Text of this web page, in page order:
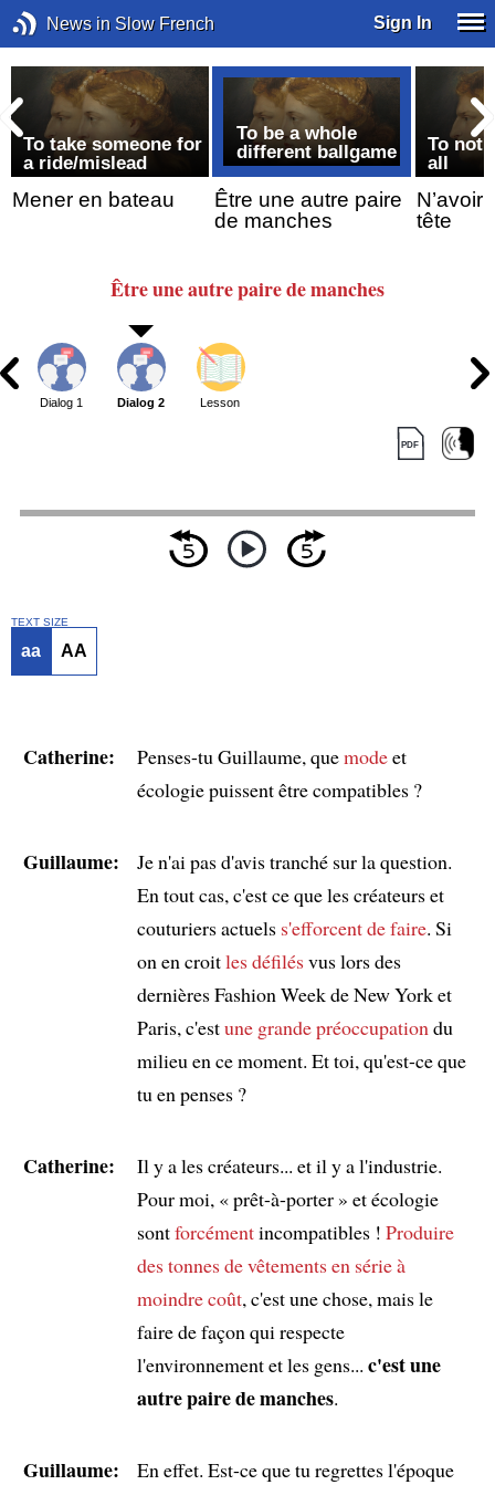
News in Slow French Sign In
To take someone for
a ride/mislead
Mener en bateau
To be a whole
different ballgame
Être une autre paire
de manches
To not
all
N’avoir
tête
Êtreune autre pairede manches
Dialog 1 Dialog 2 Lesson
TEXT SIZE
aa AA
Catherine: Penses-tu Guillaume, quemodeet
écologie puissent être compatibles ?
Guillaume:
Je n'ai pas d'avis tranché sur la question.
En tout cas, c'est ce que les créateurs et
couturiers actuels s'efforcent de faire. Si
on en croitles défilésvus lors des
dernières Fashion Week de New York et
Paris, c'estune grande préoccupation du
milieu en ce moment. Et toi, qu'est-ce que
tu en penses ?
Catherine:
Il y a les créateurs... et il y a l'industrie.
Pour moi, « prêt-à-porter » et écologie
sontforcémentincompatibles ! Produire
des tonnes de vêtements en sérieà
moindre coût, c'est une chose, mais le
faire de façon qui respecte
l'environnement et les gens... c'est une
autre paire de manches.
Guillaume:
En effet. Est-ce que tu regrettes l'époque